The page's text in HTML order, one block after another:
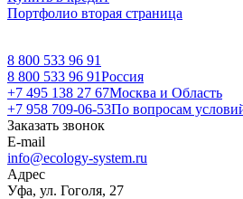
Портфолио вторая страница
8 800 533 96 91
8 800 533 96 91Россия
+7 495 138 27 67Москва и Область
+7 958 709-06-53По вопросам
Заказать звонок
E-mail
info@ecology-system.ru
Адрес
Уфа, ул. Гоголя, 27